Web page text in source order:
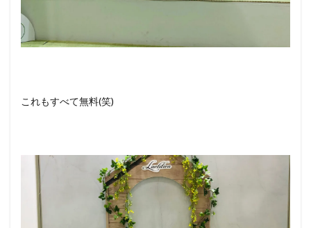
これもすべて無料(笑)